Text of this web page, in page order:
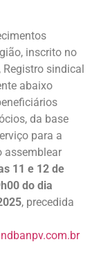
inscrito no
sindical
abaixo
da base
para a
assemblear
11 e 12 de
do dia
, precedida